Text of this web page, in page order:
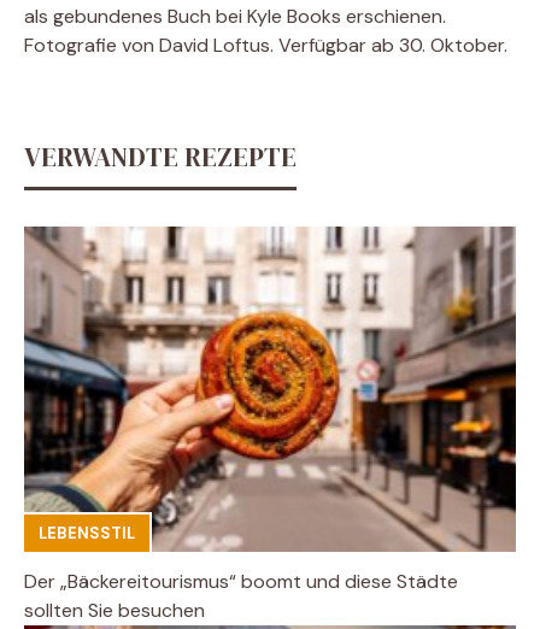
als gebundenes Buch bei Kyle Books erschienen.
Fotografie von David Loftus. Verfügbar ab 30. Oktober.
VERWANDTE REZEPTE
LEBENSSTIL
Der „Bäckereitourismus“ boomt und diese Städte
sollten Sie besuchen